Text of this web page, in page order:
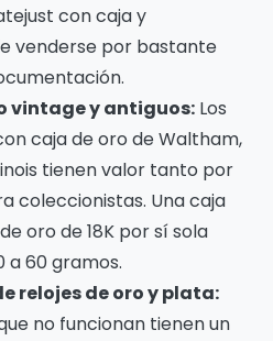
con caja y
venderse por bastante
vintage y antiguos: Los
caja de oro de Waltham,
tienen valor tanto por
coleccionistas. Una caja
oro de 18K por sí sola
a 60 gramos.
relojes de oro y plata:
no funcionan tienen un